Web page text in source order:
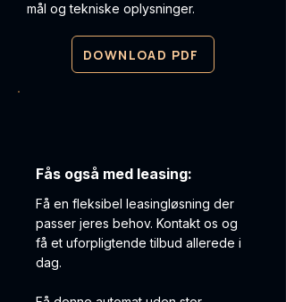
mål og tekniske oplysninger.
DOWNLOAD PDF
Fås også med leasing:
Få en fleksibel leasingløsning der
passer jeres behov. Kontakt os og
få et uforpligtende tilbud allerede i
dag.